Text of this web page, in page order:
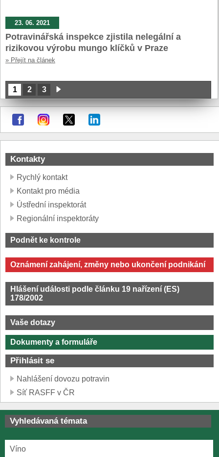
23. 06. 2021
Potravinářská inspekce zjistila nelegální a
rizikovou výrobu mungo klíčků v Praze
» Přejít na článek
1 2 3
Kontakty
Rychlý kontakt
Kontakt pro média
Ústřední inspektorát
Regionální inspektoráty
Podnět ke kontrole
Oznámení zahájení, změny nebo ukončení podnikání
Hlášení události podle článku 19 nařízení (ES)
178/2002
Vaše dotazy
Dokumenty a formuláře
Přihlásit se
Nahlášení dovozu potravin
Síť RASFF v ČR
Vyhledávaná témata
Víno